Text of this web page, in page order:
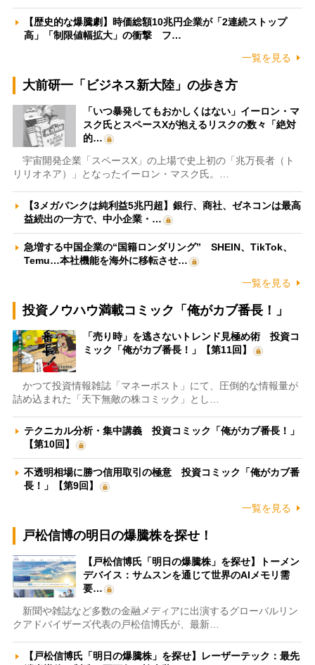
【歴史的な爆騰劇】時価総額10兆円企業が「2連続ストップ
高」「制限値幅拡大」の衝撃 フ…
一覧を見る
大前研一「ビジネス新大陸」の歩き方
「いつ暴発してもおかしくはない」イーロン・マ
スク氏とスペースXが抱えるリスクの数々「絶対
的…
宇宙開発企業「スペースX」の上場で史上初の「兆万長者（ト
リリオネア）」となったイーロン・マスク氏。…
【3メガバンクは純利益5兆円超】銀行、商社、ゼネコンは最高
益続出の一方で、中小企業・…
急増する中国企業の“国籍ロンダリング” SHEIN、TikTok、
Temu…本社機能を海外に移転させ…
一覧を見る
投資ノウハウ満載コミック「俺がカブ番長！」
「売り時」を逃さないトレンド見極め術 投資コ
ミック「俺がカブ番長！」【第11回】
かつて投資情報雑誌「マネーポスト」にて、圧倒的な情報量が
詰め込まれた「天下無敵の株コミック」とし…
テクニカル分析・集中講義 投資コミック「俺がカブ番長！」
【第10回】
不透明相場に勝つ信用取引の極意 投資コミック「俺がカブ番
長！」【第9回】
一覧を見る
戸松信博の明日の爆騰株を探せ！
【戸松信博氏「明日の爆騰株」を探せ】トーメン
デバイス：サムスンを通じて世界のAIメモリ需
要…
新聞や雑誌など多数の金融メディアに出演するグローバルリン
クアドバイザーズ代表の戸松信博氏が、最新…
【戸松信博氏「明日の爆騰株」を探せ】レーザーテック：最先